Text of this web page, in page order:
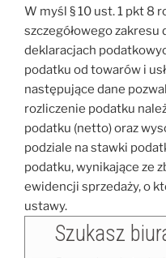
W myśl § 10 ust. 1 pkt 8
szczegółowego zakresu
deklaracjach
podatku od towarów i
następujące dane
rozliczenie podatku
podatku (netto) oraz
podziale na stawki
podatku, wynikające ze
ewidencji sprzedaży, o
ustawy.